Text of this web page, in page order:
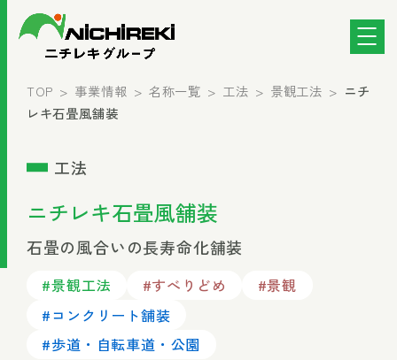
TOP 事業情報 名称一覧 工法 景観工法
ニチ
レキ石畳風舗装
工法
ニチレキ石畳風舗装
石畳の風合いの長寿命化舗装
#景観工法 #すべりどめ
#景観
#コンクリート舗装
#歩道・自転車道・公園